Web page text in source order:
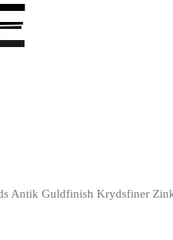
Antik Guldfinish Krydsfiner